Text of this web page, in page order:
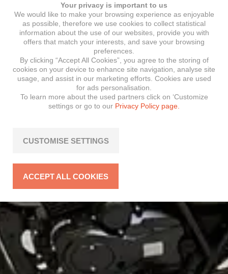
Your privacy is important to us
We would like to make your browsing experience as enjoyable
as possible, therefore we use cookies to collect statistical
information about the use of our websites, provide you with
offers that match your interests, and save your browsing
preferences.
By clicking “Accept All Cookies”, you agree to the storing of
cookies on your device to enhance site navigation, analyse site
usage, and assist in our marketing efforts. Cookies are used
for ads personalisation.
To learn more about the used partners click on ‘Customize
settings or go to our Privacy Policy page.
CUSTOMISE SETTINGS
ACCEPT ALL COOKIES